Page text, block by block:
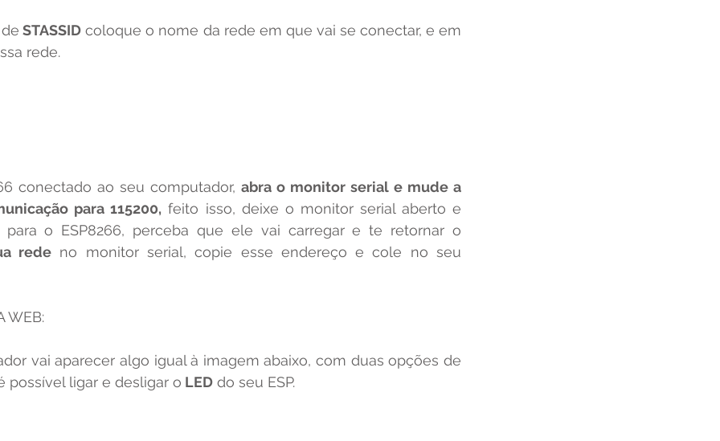
de
STASSID
rede.
conectado ao seu computador,
abra o monitor serial e mude a
para 115200, feito isso, deixe o monitor serial aberto e
rede no monitor serial, copie esse endereço e cole no seu
WEB:
possível ligar e desligar o LED do seu ESP.